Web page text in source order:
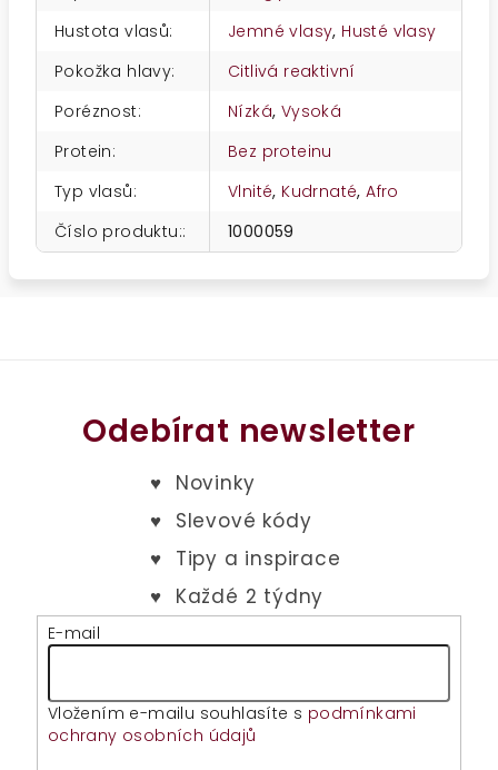
Hustota vlasů: Jemné vlasy, Husté vlasy
Pokožka hlavy:
Citlivá reaktivní
Poréznost: Nízká, Vysoká
Protein:
Bez proteinu
Typ vlasů: Vlnité, Kudrnaté,Afro
Číslo produktu:: 1000059
Odebírat newsletter
E-mail
Vložením e-mailu souhlasíte s podmínkami
ochrany osobních údajů